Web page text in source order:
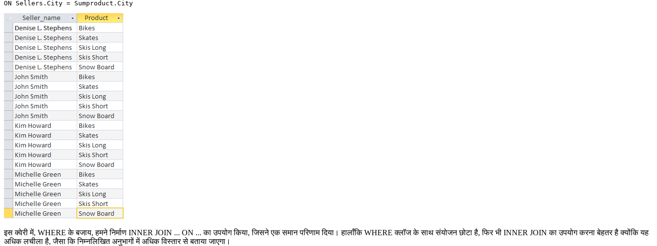
इस क्वेरी में, WHERE के बजाय, हमने निर्माण INNER JOIN ... ON ... का उपयोग किया, जिसने एक समान परिणाम दिया। हालाँकि WHERE क्लॉज के साथ संयोजन छोटा है, फिर भी INNER JOIN का उपयोग करना बेहतर है क्योंकि यह
अधिक लचीला है, जैसा कि निम्नलिखित अनुभागों में अधिक विस्तार से बताया जाएगा।